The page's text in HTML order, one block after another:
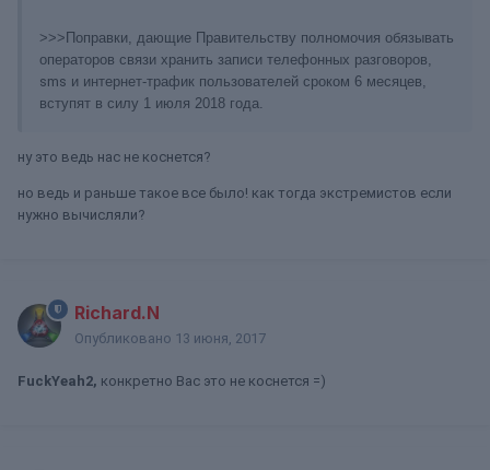
>>>Поправки, дающие Правительству полномочия обязывать
операторов связи хранить записи телефонных разговоров,
sms и интернет-трафик пользователей сроком 6 месяцев,
вступят в силу 1 июля 2018 года.
ну это ведь нас не коснется?
но ведь и раньше такое все было! как тогда экстремистов если
нужно вычисляли?
Richard.N
Опубликовано 13 июня, 2017
FuckYeah2, конкретно Вас это не коснется =)